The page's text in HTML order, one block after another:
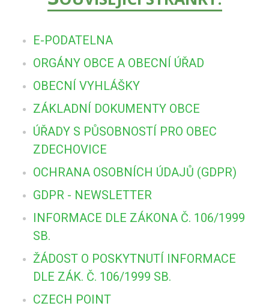
E-PODATELNA
ORGÁNY OBCE A OBECNÍ ÚŘAD
OBECNÍ VYHLÁŠKY
ZÁKLADNÍ DOKUMENTY OBCE
ÚŘADY S PŮSOBNOSTÍ PRO OBEC
ZDECHOVICE
OCHRANA OSOBNÍCH ÚDAJŮ (GDPR)
GDPR - NEWSLETTER
INFORMACE DLE ZÁKONA Č. 106/1999
SB.
ŽÁDOST O POSKYTNUTÍ INFORMACE
DLE ZÁK. Č. 106/1999 SB.
CZECH POINT